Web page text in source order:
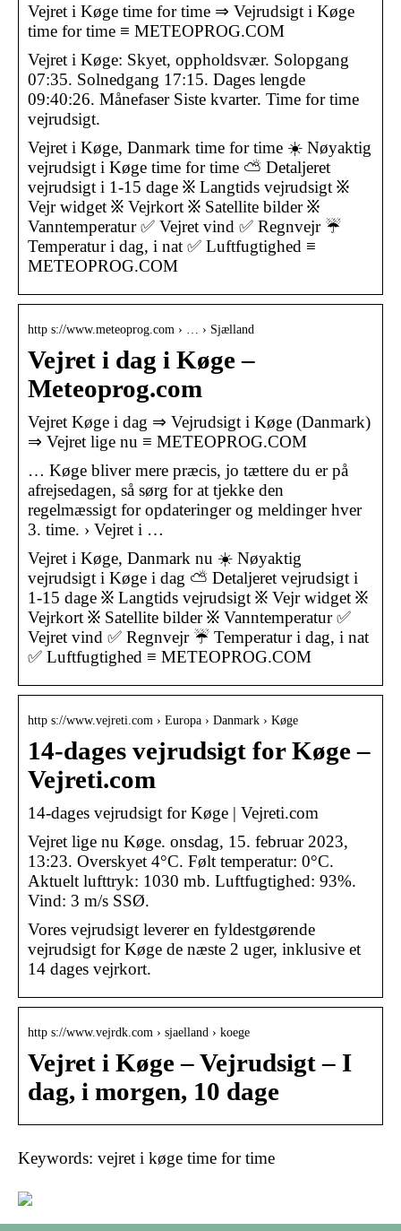
Vejret i Køge time for time ⇒ Vejrudsigt i Køge
time for time ≡ METEOPROG.COM
Vejret i Køge: Skyet, oppholdsvær. Solopgang
07:35. Solnedgang 17:15. Dages lengde
09:40:26. Månefaser Siste kvarter. Time for time
vejrudsigt.
Vejret i Køge, Danmark time for time ☀️ Nøyaktig
vejrudsigt i Køge time for time ⛅ Detaljeret
vejrudsigt i 1-15 dage ፠ Langtids vejrudsigt ፠
Vejr widget ፠ Vejrkort ፠ Satellite bilder ፠
Vanntemperatur ✅ Vejret vind ✅ Regnvejr ☔
Temperatur i dag, i nat ✅ Luftfugtighed ≡
METEOPROG.COM
http s://www.meteoprog.com › … › Sjælland
Vejret i dag i Køge –
Meteoprog.com
Vejret Køge i dag ⇒ Vejrudsigt i Køge (Danmark)
⇒ Vejret lige nu ≡ METEOPROG.COM
… Køge bliver mere præcis, jo tættere du er på
afrejsedagen, så sørg for at tjekke den
regelmæssigt for opdateringer og meldinger hver
3. time. › Vejret i …
Vejret i Køge, Danmark nu ☀️ Nøyaktig
vejrudsigt i Køge i dag ⛅ Detaljeret vejrudsigt i
1-15 dage ፠ Langtids vejrudsigt ፠ Vejr widget ፠
Vejrkort ፠ Satellite bilder ፠ Vanntemperatur ✅
Vejret vind ✅ Regnvejr ☔ Temperatur i dag, i nat
✅ Luftfugtighed ≡ METEOPROG.COM
http s://www.vejreti.com › Europa › Danmark › Køge
14-dages vejrudsigt for Køge –
Vejreti.com
14-dages vejrudsigt for Køge | Vejreti.com
Vejret lige nu Køge. onsdag, 15. februar 2023,
13:23. Overskyet 4°C. Følt temperatur: 0°C.
Aktuelt lufttryk: 1030 mb. Luftfugtighed: 93%.
Vind: 3 m/s SSØ.
Vores vejrudsigt leverer en fyldestgørende
vejrudsigt for Køge de næste 2 uger, inklusive et
14 dages vejrkort.
http s://www.vejrdk.com › sjaelland › koege
Vejret i Køge – Vejrudsigt – I
dag, i morgen, 10 dage
Keywords: vejret i køge time for time